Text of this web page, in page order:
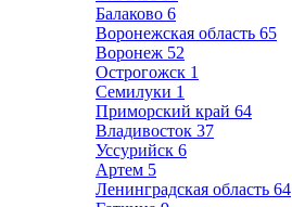
Балаково 6
Воронежская область 65
Воронеж 52
Острогожск 1
Семилуки 1
Приморский край 64
Владивосток 37
Уссурийск 6
Артем 5
Ленинградская область 64